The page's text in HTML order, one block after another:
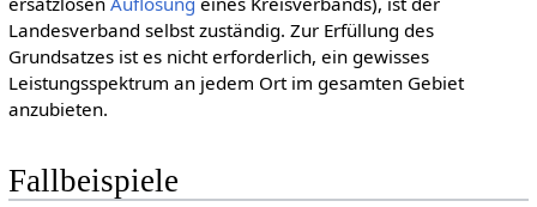
Landesverband selbst zuständig. Zur Erfüllung des
Grundsatzes ist es nicht erforderlich, ein gewisses
Leistungsspektrum an jedem Ort im gesamten Gebiet
anzubieten.
Fallbeispiele